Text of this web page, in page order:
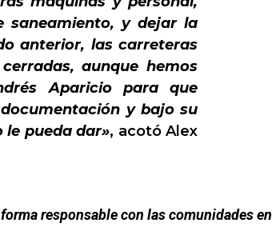
saneamiento, y dejar la
anterior, las carreteras
aunque hemos
Aparicio para que
y bajo su
le pueda dar», acotó Alex
responsable con las comunidades en